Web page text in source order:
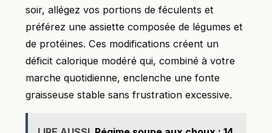
soir, allégez vos portions de féculents et
préférez une assiette composée de légumes et
de protéines. Ces modifications créent un
déficit calorique modéré qui, combiné à votre
marche quotidienne, enclenche une fonte
graisseuse stable sans frustration excessive.